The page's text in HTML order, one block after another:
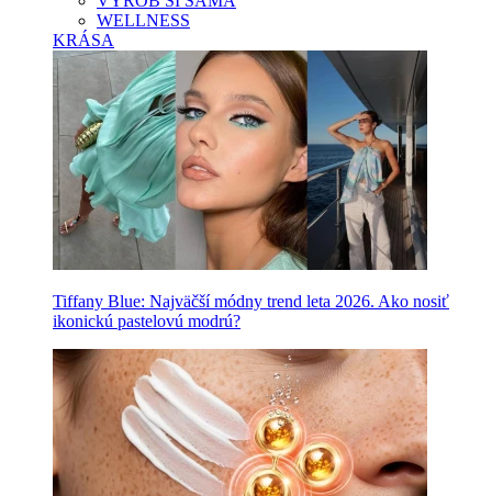
WELLNESS
KRÁSA
Tiffany Blue: Najväčší módny trend leta 2026. Ako nosiť
ikonickú pastelovú modrú?